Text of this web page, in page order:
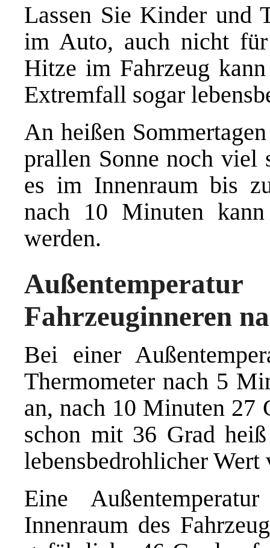
Lassen Sie Kinder und
im Auto, auch nicht
Hitze im Fahrzeug
Extremfall sogar
An heißen
prallen Sonne noch
es im Innenraum bis
nach 10 Minuten
werden.
Fahrzeuginneren
Bei einer
Thermometer nach 5
an, nach 10 Minuten 27
schon mit 36 Grad
lebensbedrohlicher
Eine
Innenraum des